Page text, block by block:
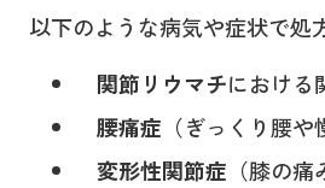
以下のような病気や症状で処
関節リウマチにおける
腰痛症 （ぎっくり腰や
変形性関節症 （膝の痛